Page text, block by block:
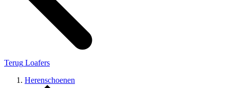
Terug Loafers
Herenschoenen